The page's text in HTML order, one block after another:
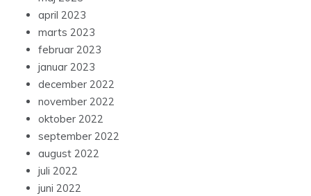
april 2023
marts 2023
februar 2023
januar 2023
december 2022
november 2022
oktober 2022
september 2022
august 2022
juli 2022
juni 2022